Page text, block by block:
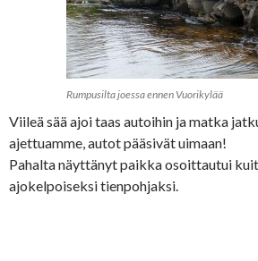
Rumpusilta joessa ennen Vuorikylää
Viileä sää ajoi taas autoihin ja matka
ajettuamme, autot pääsivät uimaan!
Pahalta näyttänyt paikka osoittautui
ajokelpoiseksi tienpohjaksi.